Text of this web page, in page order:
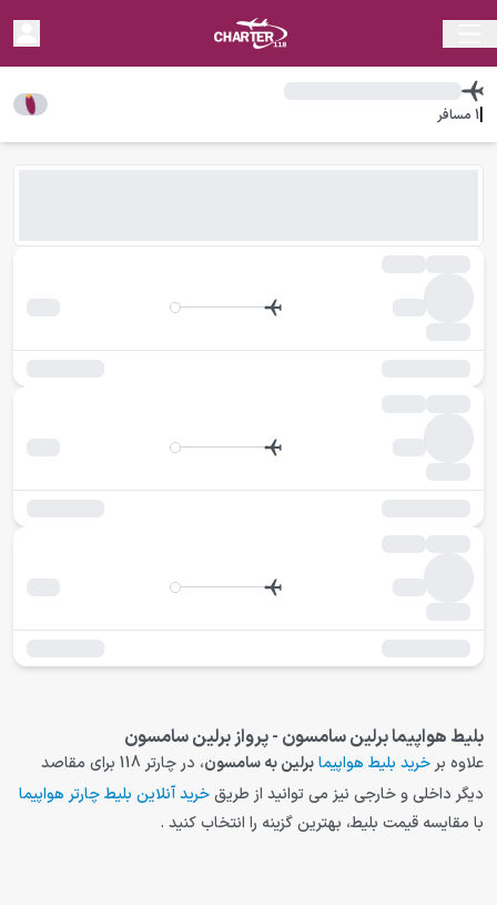
|
1 مسافر
بلیط هواپیما برلین سامسون - پرواز برلین سامسون
علاوه بر خرید بلیط هواپیمابرلینبهسامسون
، در چارتر 118 برای مقاصد
دیگر داخلی و خارجی نیز می توانید از طریقخرید آنلاین بلیط چارتر هواپیما
با مقایسه قیمت بلیط، بهترین گزینه را انتخاب کنید .